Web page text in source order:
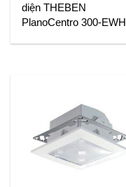
diện THEBEN
PlanoCentro 300-EWH